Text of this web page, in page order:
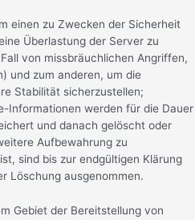
einen zu Zwecken der Sicherheit
Überlastung der Server zu
von missbräuchlichen Angriffen,
und zum anderen, um die
Stabilität sicherzustellen;
Informationen werden für die Dauer
und danach gelöscht oder
Aufbewahrung zu
sind bis zur endgültigen Klärung
Löschung ausgenommen.
Gebiet der Bereitstellung von